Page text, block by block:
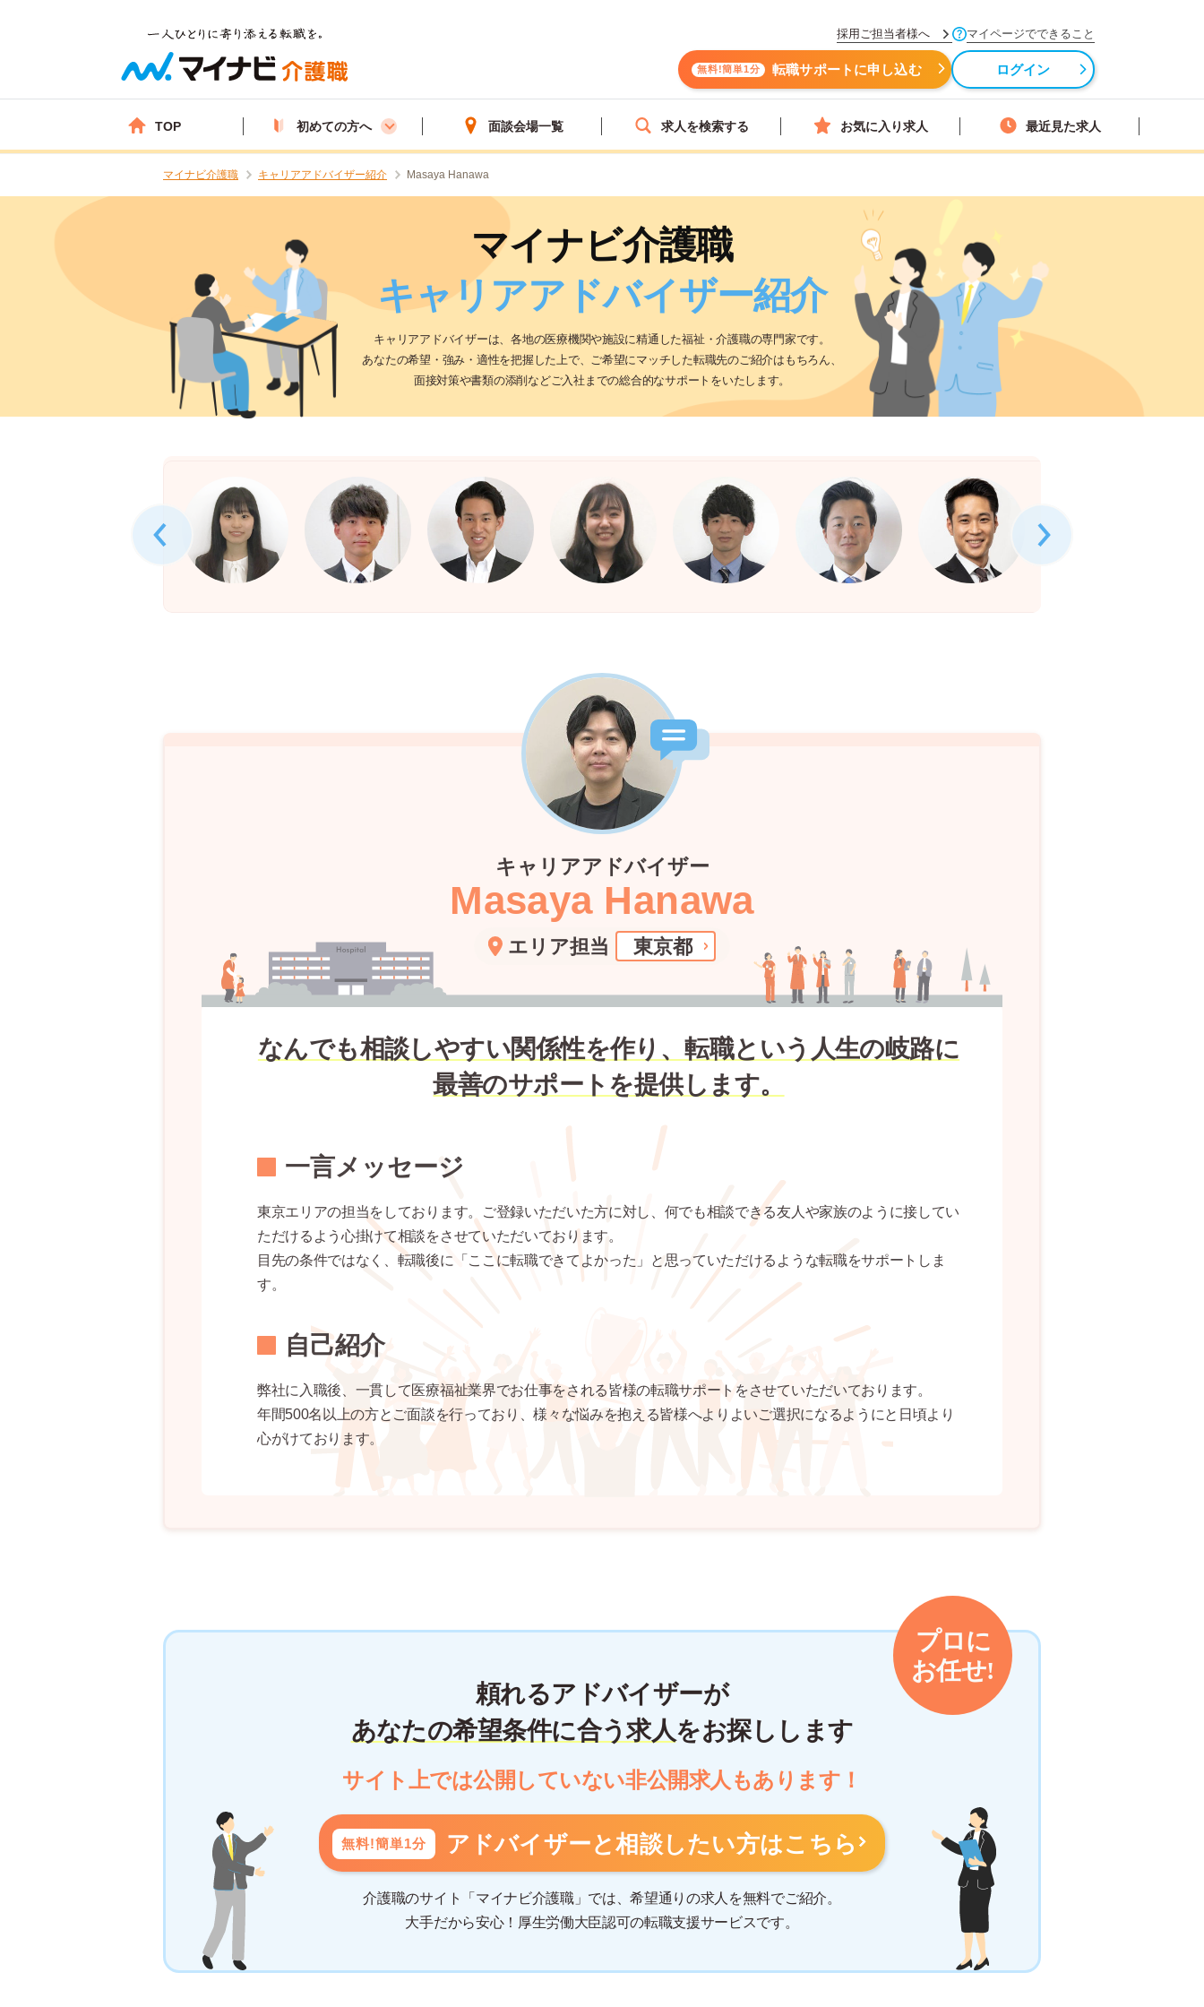
採用ご担当者様へ マイページでできること
無料!簡単1分 転職サポートに申し込む ログイン
TOP 初めての方へ 面談会場一覧 求人を検索する お気に入り求人 最近見た求人
マイナビ介護職 キャリアアドバイザー紹介 Masaya Hanawa
マイナビ介護職
キャリアアドバイザー紹介
キャリアアドバイザーは、各地の医療機関や施設に精通した福祉・介護職の専門家です。
あなたの希望・強み・適性を把握した上で、ご希望にマッチした転職先のご紹介はもちろん、
面接対策や書類の添削などご入社までの総合的なサポートをいたします。
キャリアアドバイザー
Masaya Hanawa
エリア担当 東京都
なんでも相談しやすい関係性を作り、転職という人生の岐路に
最善のサポートを提供します。
一言メッセージ
東京エリアの担当をしております。ご登録いただいた方に対し、何でも相談できる友人や家族のように接してい
ただけるよう心掛けて相談をさせていただいております。
目先の条件ではなく、転職後に「ここに転職できてよかった」と思っていただけるような転職をサポートしま
す。
自己紹介
弊社に入職後、一貫して医療福祉業界でお仕事をされる皆様の転職サポートをさせていただいております。
年間500名以上の方とご面談を行っており、様々な悩みを抱える皆様へよりよいご選択になるようにと日頃より
心がけております。
頼れるアドバイザーが
あなたの希望条件に合う求人をお探しします
サイト上では公開していない非公開求人もあります！
無料!簡単1分 アドバイザーと相談したい方はこちら
介護職のサイト「マイナビ介護職」では、希望通りの求人を無料でご紹介。
大手だから安心！厚生労働大臣認可の転職支援サービスです。